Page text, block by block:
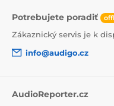
Potrebujete poradiť
Zákaznický servis je k
info@audigo.cz
AudioReporter.cz